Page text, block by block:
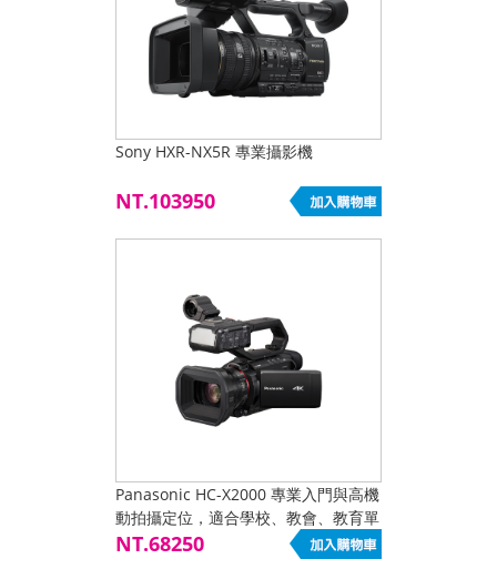
Sony HXR-NX5R 專業攝影機
NT.103950
Panasonic HC-X2000 專業入門與高機
動拍攝定位，適合學校、教會、教育單
位、自媒體與內部影像
NT.68250